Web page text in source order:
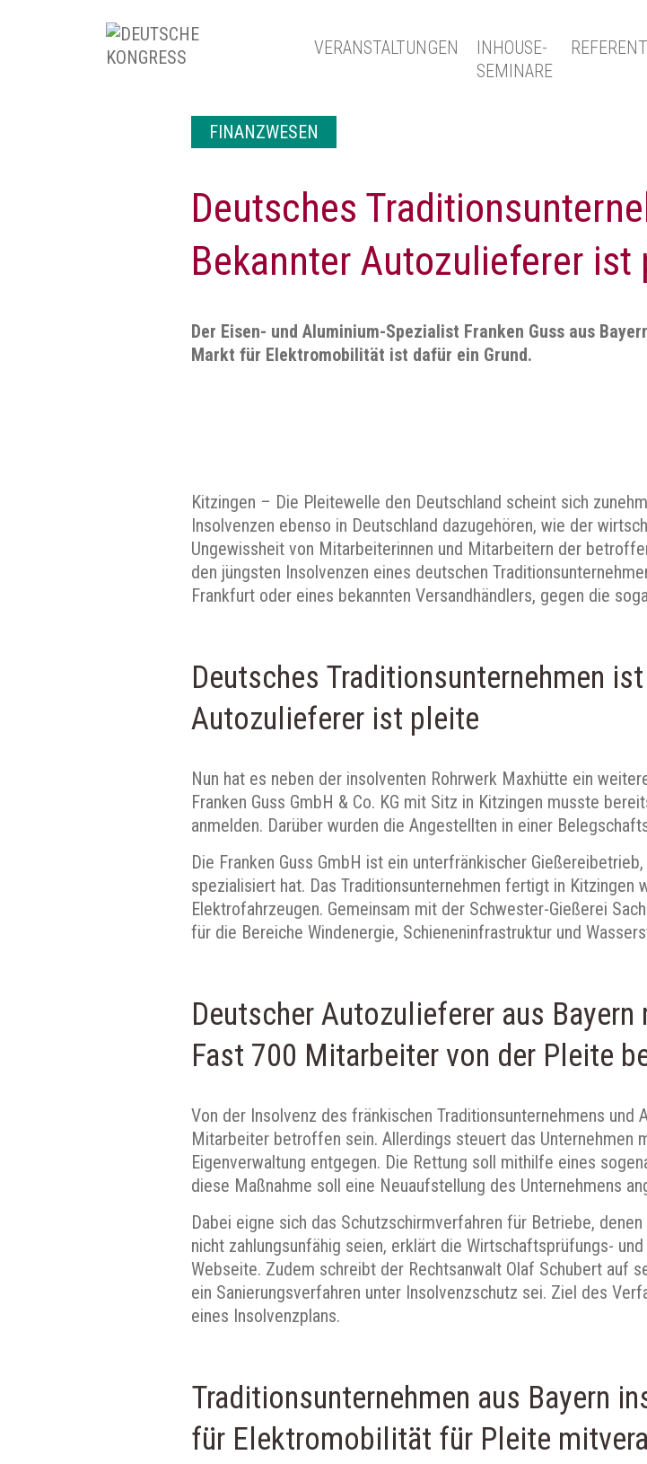
VERANSTALTUNGEN
INHOUSE-
SEMINARE
FINANZWESEN
Deutsches
Bekannter Autozulieferer ist
Der Eisen- und Aluminium-Spezialist Franken Guss aus
Markt für Elektromobilität ist dafür ein Grund.
Kitzingen – Die Pleitewelle den Deutschland scheint sich
Insolvenzen ebenso in Deutschland dazugehören, wie der
Ungewissheit von Mitarbeiterinnen und Mitarbeitern der
den jüngsten Insolvenzen eines deutschen
Frankfurt oder eines bekannten Versandhändlers, gegen die
Deutsches Traditionsunternehmen
Autozulieferer ist pleite
Nun hat es neben der insolventen Rohrwerk Maxhütte ein
Franken Guss GmbH & Co. KG mit Sitz in Kitzingen musste
anmelden. Darüber wurden die Angestellten in einer
Die Franken Guss GmbH ist ein unterfränkischer
spezialisiert hat. Das Traditionsunternehmen fertigt in Kitzingen
Elektrofahrzeugen. Gemeinsam mit der Schwester-Gießerei
für die Bereiche Windenergie, Schieneninfrastruktur und
Deutscher Autozulieferer aus
Fast 700 Mitarbeiter von der Pleite
Von der Insolvenz des fränkischen Traditionsunternehmens
Mitarbeiter betroffen sein. Allerdings steuert das Unternehmen
Eigenverwaltung entgegen. Die Rettung soll mithilfe eines
diese Maßnahme soll eine Neuaufstellung des Unternehmens
Dabei eigne sich das Schutzschirmverfahren für Betriebe,
nicht zahlungsunfähig seien, erklärt die Wirtschaftsprüfungs-
Webseite. Zudem schreibt der Rechtsanwalt Olaf Schubert auf
ein Sanierungsverfahren unter Insolvenzschutz sei. Ziel des
eines Insolvenzplans.
Traditionsunternehmen aus Bayern
für Elektromobilität für Pleite